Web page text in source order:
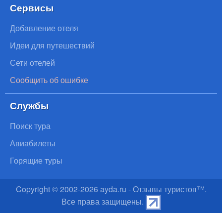
Сервисы
Добавление отеля
Идеи для путешествий
Сети отелей
Сообщить об ошибке
Службы
Поиск тура
Авиабилеты
Горящие туры
Copyright © 2002-2026 ayda.ru - Отзывы туристов™.
Все права защищены.